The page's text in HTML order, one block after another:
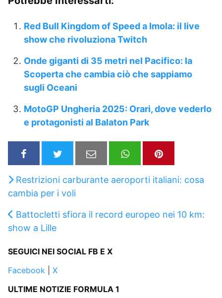
Red Bull Kingdom of Speed a Imola: il live
show che rivoluziona Twitch
Onde giganti di 35 metri nel Pacifico: la
Scoperta che cambia ciò che sappiamo
sugli Oceani
MotoGP Ungheria 2025: Orari, dove vederlo
e protagonisti al Balaton Park
Restrizioni carburante aeroporti italiani: cosa
cambia per i voli
Battocletti sfiora il record europeo nei 10 km:
show a Lille
SEGUICI NEI SOCIAL FB E X
Facebook
X
ULTIME NOTIZIE FORMULA 1